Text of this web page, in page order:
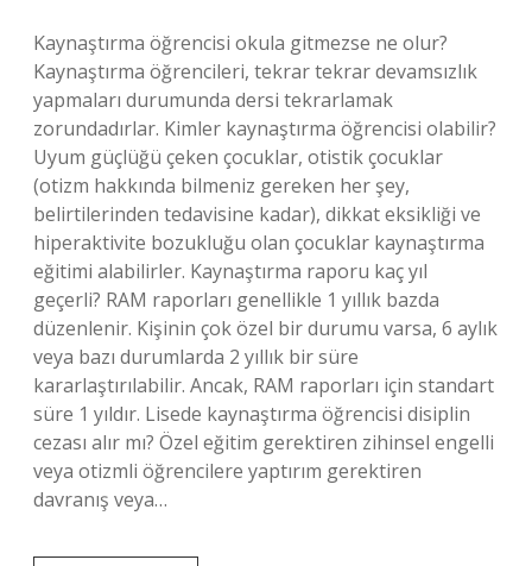
Kaynaştırma öğrencisi okula gitmezse ne olur?
Kaynaştırma öğrencileri, tekrar tekrar devamsızlık
yapmaları durumunda dersi tekrarlamak
zorundadırlar. Kimler kaynaştırma öğrencisi olabilir?
Uyum güçlüğü çeken çocuklar, otistik çocuklar
(otizm hakkında bilmeniz gereken her şey,
belirtilerinden tedavisine kadar), dikkat eksikliği ve
hiperaktivite bozukluğu olan çocuklar kaynaştırma
eğitimi alabilirler. Kaynaştırma raporu kaç yıl
geçerli? RAM raporları genellikle 1 yıllık bazda
düzenlenir. Kişinin çok özel bir durumu varsa, 6 aylık
veya bazı durumlarda 2 yıllık bir süre
kararlaştırılabilir. Ancak, RAM raporları için standart
süre 1 yıldır. Lisede kaynaştırma öğrencisi disiplin
cezası alır mı? Özel eğitim gerektiren zihinsel engelli
veya otizmli öğrencilere yaptırım gerektiren
davranış veya…